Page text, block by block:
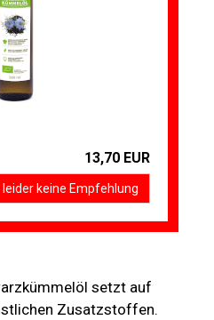
13,70 EUR
leider keine Empfehlung
setzt auf
Zusatzstoffen.